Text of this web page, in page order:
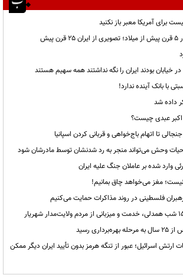
برای آمریکا معبر باز نکنید
خیابان بودند ایران را نگه نداشتند همه سهیم هستند
با بانک آینده ندارد!
داده شد
عبدی چیست؟
تا اتهام باج‌خواهی و قربانی کردن اسپانیا
وحش می‌تواند منجر به رد شدنشان توسط مادرشان شود
وارد شده بر عاملان جنگ علیه ایران
مغز می‌خواهد چاق بمانیم!
فلسطینی در روند مذاکرات حمایت می‌کنیم
رسید
ارتش اسرائیل؛ عبور از تنگه هرمز بدون تأیید ایران دیگر ممکن